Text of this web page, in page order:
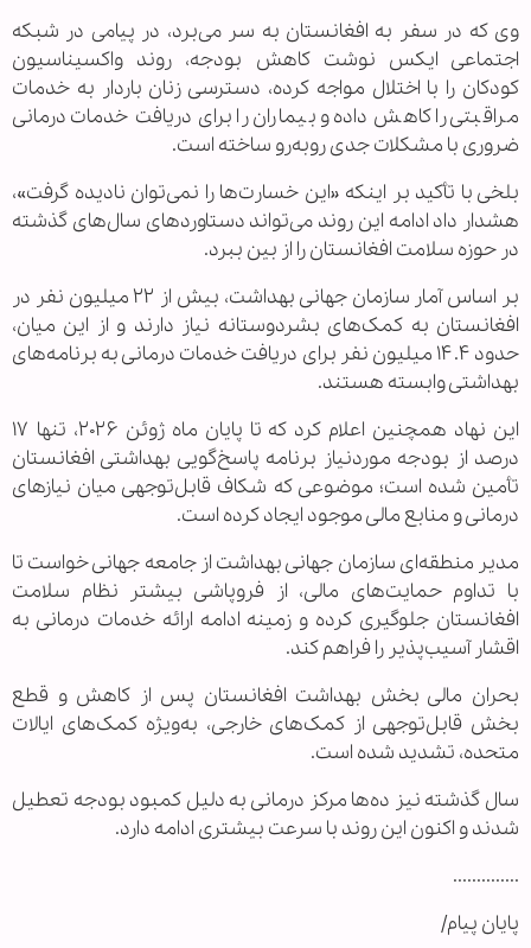
وی که در سفر به افغانستان به سر می‌برد، در پیامی در شبکه
اجتماعی ایکس نوشت کاهش بودجه، روند واکسیناسیون
کودکان را با اختلال مواجه کرده، دسترسی زنان باردار به خدمات
مراقبتی را کاهش داده و بیماران را برای دریافت خدمات درمانی
ضروری با مشکلات جدی روبه‌رو ساخته است.
بلخی با تأکید بر اینکه «این خسارت‌ها را نمی‌توان نادیده گرفت»،
هشدار داد ادامه این روند می‌تواند دستاوردهای سال‌های گذشته
در حوزه سلامت افغانستان را از بین ببرد.
بر اساس آمار سازمان جهانی بهداشت، بیش از ۲۲ میلیون نفر در
افغانستان به کمک‌های بشردوستانه نیاز دارند و از این میان،
حدود ۱۴.۴ میلیون نفر برای دریافت خدمات درمانی به برنامه‌های
بهداشتی وابسته هستند.
این نهاد همچنین اعلام کرد که تا پایان ماه ژوئن ۲۰۲۶، تنها ۱۷
درصد از بودجه موردنیاز برنامه پاسخ‌گویی بهداشتی افغانستان
تأمین شده است؛ موضوعی که شکاف قابل‌توجهی میان نیازهای
درمانی و منابع مالی موجود ایجاد کرده است.
مدیر منطقه‌ای سازمان جهانی بهداشت از جامعه جهانی خواست تا
با تداوم حمایت‌های مالی، از فروپاشی بیشتر نظام سلامت
افغانستان جلوگیری کرده و زمینه ادامه ارائه خدمات درمانی به
اقشار آسیب‌پذیر را فراهم کند.
بحران مالی بخش بهداشت افغانستان پس از کاهش و قطع
بخش قابل‌توجهی از کمک‌های خارجی، به‌ویژه کمک‌های ایالات
متحده، تشدید شده است.
سال گذشته نیز ده‌ها مرکز درمانی به دلیل کمبود بودجه تعطیل
شدند و اکنون این روند با سرعت بیشتری ادامه دارد.
..............
پایان پیام/